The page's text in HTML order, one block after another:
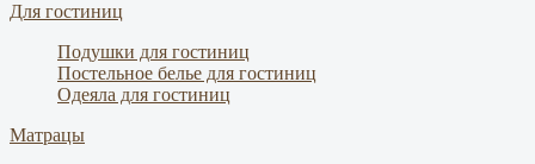
Для гостиниц
Подушки для гостиниц
Постельное белье для гостиниц
Одеяла для гостиниц
Матрацы